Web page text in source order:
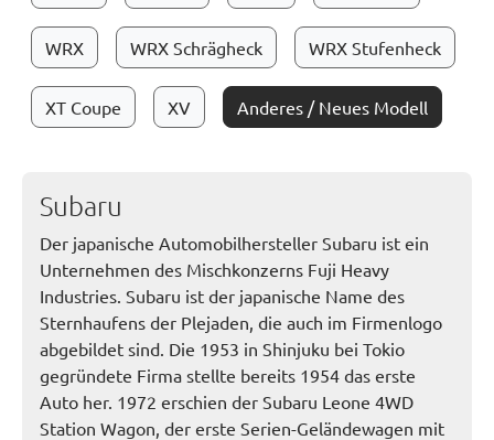
WRX WRX Schrägheck WRX Stufenheck
XT Coupe XV Anderes / Neues Modell
Subaru
Der japanische Automobilhersteller Subaru ist ein
Unternehmen des Mischkonzerns Fuji Heavy
Industries. Subaru ist der japanische Name des
Sternhaufens der Plejaden, die auch im Firmenlogo
abgebildet sind. Die 1953 in Shinjuku bei Tokio
gegründete Firma stellte bereits 1954 das erste
Auto her. 1972 erschien der Subaru Leone 4WD
Station Wagon, der erste Serien-Geländewagen mit